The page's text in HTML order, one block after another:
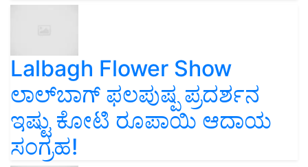
Lalbagh Flower Show
ಲಾಲ್‌ಬಾಗ್ ಫಲಪುಷ್ಪ ಪ್ರದರ್ಶನ
ಇಷ್ಟು ಕೋಟಿ ರೂಪಾಯಿ ಆದಾಯ
ಸಂಗ್ರಹ!